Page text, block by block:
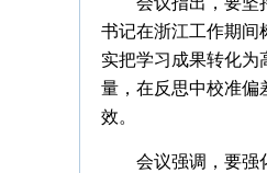
书记在浙江工作期间
实把学习成果转化为
量，在反思中校准偏
效。
会议强调，要强